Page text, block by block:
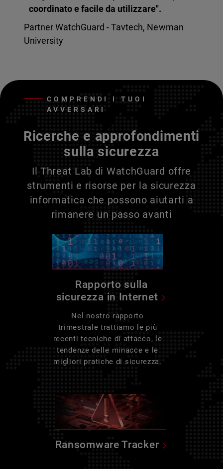
coordinato e facile da utilizzare".
Partner WatchGuard - Tavtech, Newman
University
COMPRENDI I TUOI
AVVERSARI
Ricerche e approfondimenti
sulla sicurezza
Il Threat Lab di WatchGuard offre
strumenti e risorse per la sicurezza
informatica che possono aiutarti a
rimanere un passo avanti
Rapporto sulla
sicurezza in Internet
Nel nostro rapporto
trimestrale trattiamo le più
recenti tecniche di attacco, le
tendenze delle minacce e le
migliori pratiche di sicurezza.
Ransomware Tracker